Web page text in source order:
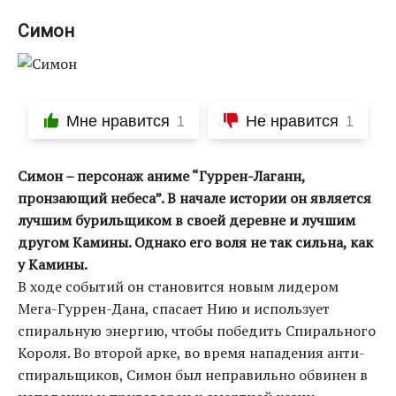
Симон
Мне нравится 1 Не нравится 1
Симон – персонаж аниме “Гуррен-Лаганн,
пронзающий небеса”. В начале истории он является
лучшим бурильщиком в своей деревне и лучшим
другом Камины. Однако его воля не так сильна, как
у Камины.
В ходе событий он становится новым лидером
Мега-Гуррен-Дана, спасает Нию и использует
спиральную энергию, чтобы победить Спирального
Короля. Во второй арке, во время нападения анти-
спиральщиков, Симон был неправильно обвинен в